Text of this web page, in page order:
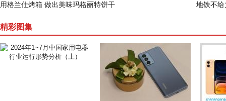
用格兰仕烤箱 做出美味玛格丽特饼干
地铁不
精彩图集